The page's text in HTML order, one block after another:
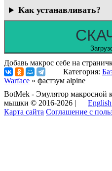
Как устанавливать?
Добавь макрос себе на
Категория:
Warface » фастзум alpine
BotMek - Эмулятор макросной
мышки © 2016-2026 |
English
Карта сайта Соглашение с